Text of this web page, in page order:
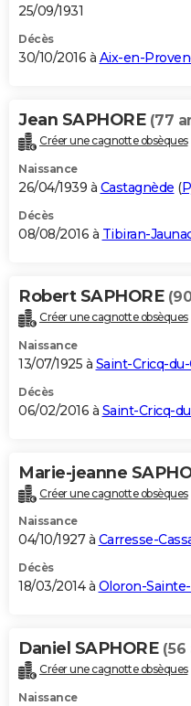
25/09/1931
Décès
30/10/2016 à Aix-en-
Jean SAPHORE (77
Créer une cagnotte obsèques
Naissance
26/04/1939 à Castagnède (
Décès
08/08/2016 à Tibiran-
Robert SAPHORE
Créer une cagnotte obsèques
Naissance
13/07/1925 à Saint-Cricq-du-
Décès
06/02/2016 à Saint-Cricq-
Marie-jeanne
Créer une cagnotte obsèques
Naissance
04/10/1927 à Carresse-
Décès
18/03/2014 à Oloron-
Daniel SAPHORE (56
Créer une cagnotte obsèques
Naissance